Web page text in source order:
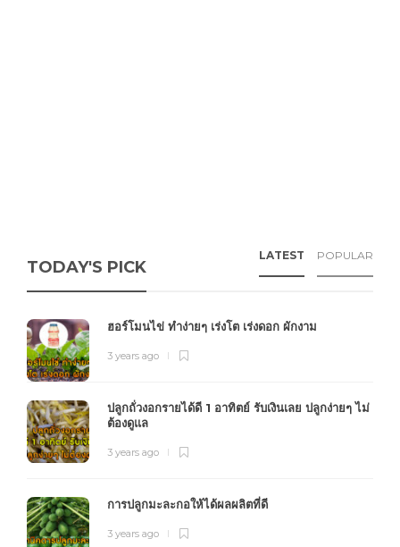
TODAY'S PICK
LATEST POPULAR
ฮอร์โมนไข่ ทำง่ายๆ เร่งโต เร่งดอก ผักงาม
3 years ago
ปลูกถั่วงอกรายได้ดี 1 อาทิตย์ รับเงินเลย ปลูกง่ายๆ ไม่
ต้องดูแล
3 years ago
การปลูกมะละกอให้ได้ผลผลิตที่ดี
3 years ago